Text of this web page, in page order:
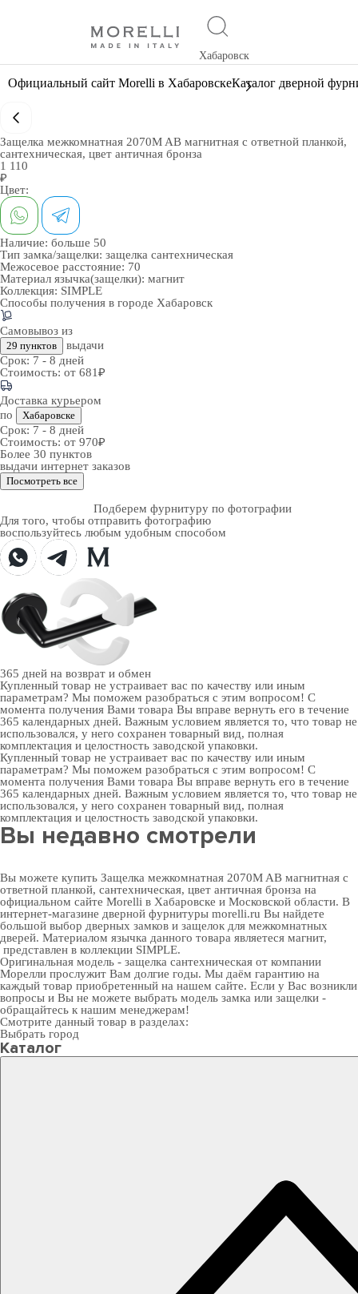
Хабаровск
Официальный сайт Morelli в ХабаровскеКаталог дверной
Защелка межкомнатная 2070M AB магнитная с ответной планкой,
сантехническая, цвет античная бронза
1 110
₽
Цвет:
Наличие: больше 50
Тип замка/защелки: защелка сантехническая
Межосевое расстояние: 70
Материал язычка(защелки): магнит
Коллекция: SIMPLE
Способы получения в городе Хабаровск
Самовывоз из
29 пунктов
выдачи
Срок: 7 - 8 дней
Стоимость: от 681₽
Доставка курьером
по
Хабаровске
Срок: 7 - 8 дней
Стоимость: от 970₽
Более 30 пунктов
выдачи интернет заказов
Посмотреть все
Подберем фурнитуру по фотографии
Для того, чтобы отправить фотографию
воспользуйтесь любым удобным способом
365 дней на возврат и обмен
Купленный товар не устраивает вас по качеству или иным
параметрам? Мы поможем разобраться с этим вопросом! С
момента получения Вами товара Вы вправе вернуть его в течение
365 календарных дней. Важным условием является то, что товар не
использовался, у него сохранен товарный вид, полная
комплектация и целостность заводской упаковки.
Купленный товар не устраивает вас по качеству или иным
параметрам? Мы поможем разобраться с этим вопросом! С
момента получения Вами товара Вы вправе вернуть его в течение
365 календарных дней. Важным условием является то, что товар не
использовался, у него сохранен товарный вид, полная
комплектация и целостность заводской упаковки.
Вы недавно смотрели
Вы можете купить Защелка межкомнатная 2070M AB магнитная с
ответной планкой, сантехническая, цвет античная бронза на
официальном сайте Morelli в Хабаровске и Московской области. В
интернет-магазине дверной фурнитуры morelli.ru Вы найдете
большой выбор дверных замков и защелок для межкомнатных
дверей. Материалом язычка данного товара являетеся магнит,
представлен в коллекции SIMPLE.
Оригинальная модель - защелка сантехническая от компании
Морелли прослужит Вам долгие годы. Мы даём гарантию на
каждый товар приобретенный на нашем сайте. Если у Вас возникли
вопросы и Вы не можете выбрать модель замка или защелки -
обращайтесь к нашим менеджерам!
Смотрите данный товар в разделах:
Выбрать город
Каталог